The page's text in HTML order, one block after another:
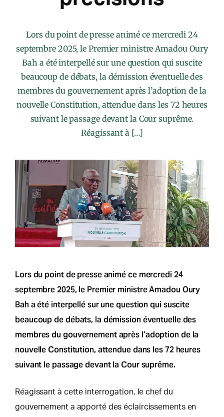
Lors du point de presse animé ce mercredi 24
septembre 2025, le Premier ministre Amadou Oury
Bah a été interpellé sur une question qui suscite
beaucoup de débats, la démission éventuelle des
membres du gouvernement après l’adoption de la
nouvelle Constitution, attendue dans les 72 heures
suivant le passage devant la Cour suprême.
Réagissant à […]
Lors du point de presse animé ce mercredi 24
septembre 2025, le Premier ministre Amadou Oury
Bah a été interpellé sur une question qui suscite
beaucoup de débats, la démission éventuelle des
membres du gouvernement après l’adoption de la
nouvelle Constitution, attendue dans les 72 heures
suivant le passage devant la Cour suprême.
Réagissant à cette interrogation, le chef du
gouvernement a apporté des éclaircissements en